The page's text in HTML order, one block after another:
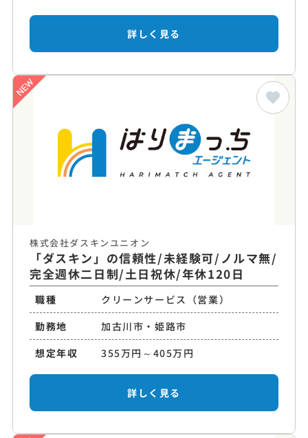
詳しく見る
株式会社ダスキンユニオン
「ダスキン」の信頼性/未経験可/ノルマ無/
完全週休二日制/土日祝休/年休120日
職種
クリーンサービス（営業）
勤務地
加古川市・姫路市
想定年収
355万円～405万円
詳しく見る